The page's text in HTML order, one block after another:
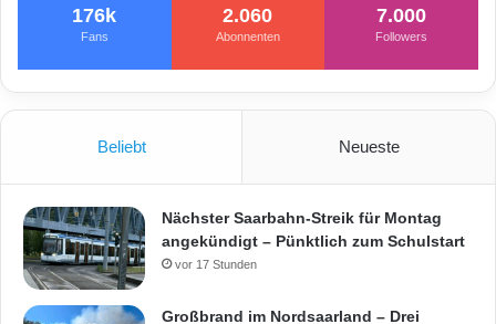
176k
Fans
2.060
Abonnenten
7.000
Followers
Beliebt Neueste
Nächster Saarbahn-Streik für Montag
angekündigt – Pünktlich zum Schulstart
vor 17 Stunden
Großbrand im Nordsaarland – Drei